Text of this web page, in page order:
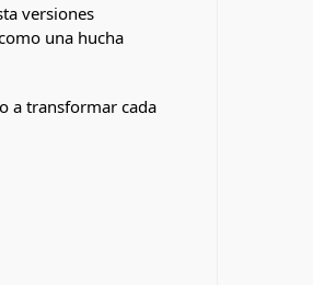
versiones
una hucha
a transformar cada